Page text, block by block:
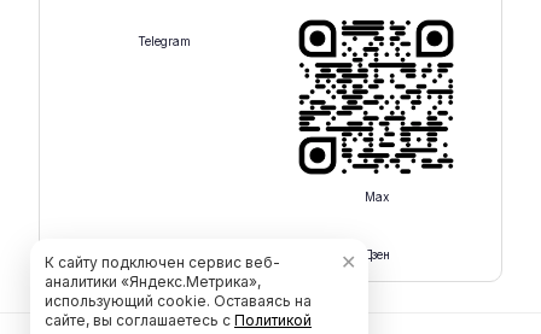
Telegram
Max
Дзен
К сайту подключен сервис веб-
аналитики «Яндекс.Метрика»,
использующий cookie. Оставаясь на
сайте, вы соглашаетесь с Политикой
✕